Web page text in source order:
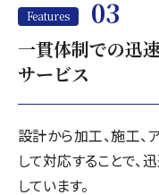
Features 03
一貫体制での迅
サービス
設計から加工、施工
して対応することで
しています。